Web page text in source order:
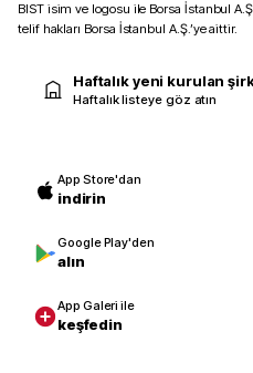
BIST isim ve logosu ile Borsa İstanbul
telif hakları Borsa İstanbul A.Ş.’ye aittir.
Haftalık yeni kurulan
Haftalık listeye göz atın
App Store'dan
indirin
Google Play'den
alın
App Galeri ile
keşfedin